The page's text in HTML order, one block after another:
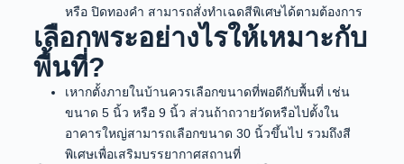
หรือ ปิดทองคำ สามารถสั่งทำเฉดสีพิเศษได้ตามต้องการ
เลือกพระอย่างไรให้เหมาะกับ
พื้นที่?
เหากตั้งภายในบ้านควรเลือกขนาดที่พอดีกับพื้นที่ เช่น
ขนาด 5 นิ้ว หรือ 9 นิ้ว ส่วนถ้าถวายวัดหรือไปตั้งใน
อาคารใหญ่สามารถเลือกขนาด 30 นิ้วขึ้นไป รวมถึงสี
พิเศษเพื่อเสริมบรรยากาศสถานที่